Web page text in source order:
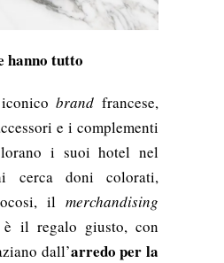
hanno tutto
brand francese,
e i complementi
i suoi hotel nel
cerca doni colorati,
il merchandising
il regalo giusto, con
dall’arredo per la